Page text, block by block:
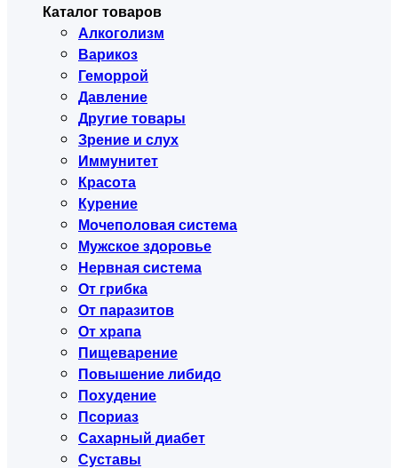
Каталог товаров
Алкоголизм
Варикоз
Геморрой
Давление
Другие товары
Зрение и слух
Иммунитет
Красота
Курение
Мочеполовая система
Мужское здоровье
Нервная система
От грибка
От паразитов
От храпа
Пищеварение
Повышение либидо
Похудение
Псориаз
Сахарный диабет
Суставы